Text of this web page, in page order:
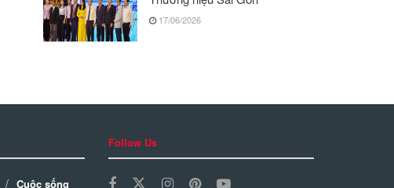
17/06/2026
Cuộc sống
Follow Us